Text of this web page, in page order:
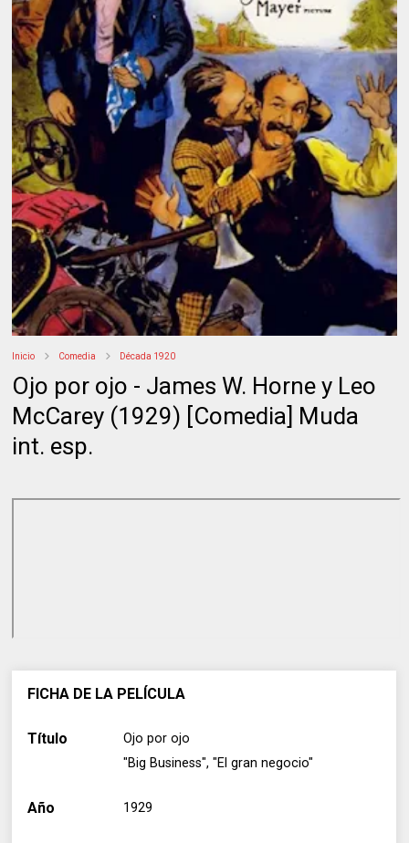
Inicio Comedia Década 1920
Ojo por ojo - James W. Horne y Leo
McCarey (1929) [Comedia] Muda
int. esp.
FICHA DE LA PELÍCULA
Título
Ojo por ojo
"Big Business", "El gran negocio"
Año 1929